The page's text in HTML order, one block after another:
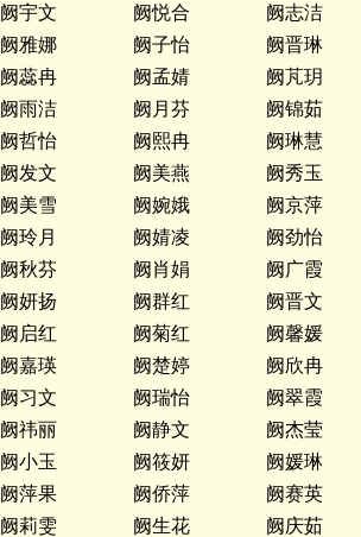
阙宇文 阙悦合
阙志洁
阙雅娜 阙子怡
阙晋琳
阙蕊冉 阙孟婧
阙芃玥
阙雨洁 阙月芬
阙锦茹
阙哲怡 阙熙冉
阙琳慧
阙发文 阙美燕
阙秀玉
阙美雪 阙婉娥
阙京萍
阙玲月 阙婧凌
阙劲怡
阙秋芬 阙肖娟
阙广霞
阙妍扬 阙群红
阙晋文
阙启红 阙菊红
阙馨媛
阙嘉瑛 阙楚婷
阙欣冉
阙习文 阙瑞怡
阙翠霞
阙祎丽 阙静文
阙杰莹
阙小玉 阙筱妍
阙媛琳
阙萍果 阙侨萍
阙赛英
阙莉雯 阙生花
阙庆茹